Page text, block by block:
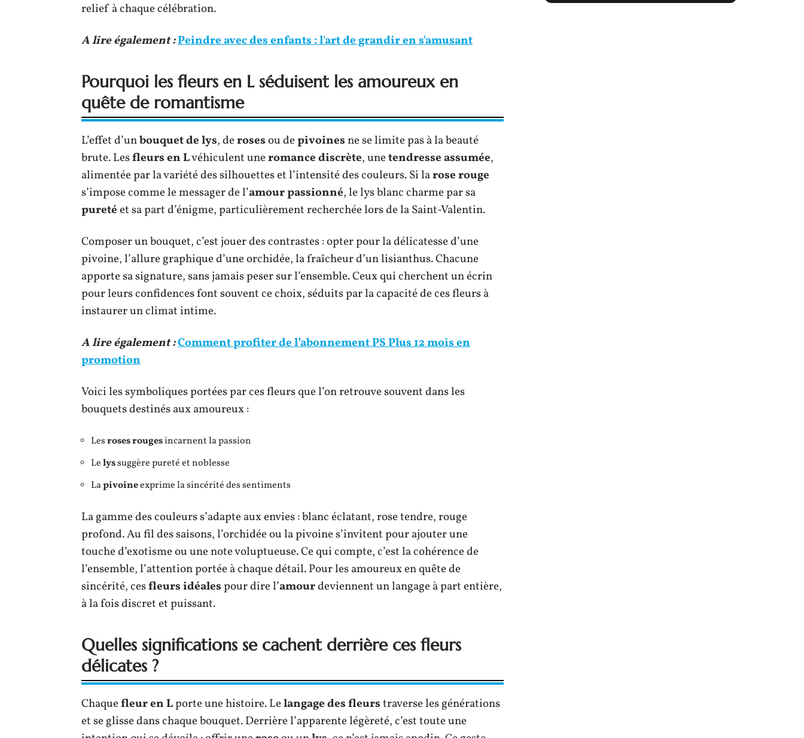
relief à chaque célébration.
A lire également :Peindre avec des enfants : l'art de grandir en s'amusant
Pourquoi les fleurs en L séduisent les amoureux en
quête de romantisme
L’effet d’unbouquet de lys, derosesou depivoinesne se limite pas à la beauté
brute. Lesfleurs en Lvéhiculent uneromance discrète, unetendresse assumée,
alimentée par la variété des silhouettes et l’intensité des couleurs. Si larose rouge
s’impose comme le messager de l’amour passionné, le lys blanc charme par sa
puretéet sa part d’énigme, particulièrement recherchée lors de la Saint-Valentin.
Composer un bouquet, c’est jouer des contrastes : opter pour la délicatesse d’une
pivoine, l’allure graphique d’une orchidée, la fraîcheur d’un lisianthus. Chacune
apporte sa signature, sans jamais peser sur l’ensemble. Ceux qui cherchent un écrin
pour leurs confidences font souvent ce choix, séduits par la capacité de ces fleurs à
instaurer un climat intime.
A lire également :Comment profiter de l’abonnement PS Plus 12 mois en
promotion
Voici les symboliques portées par ces fleurs que l’on retrouve souvent dans les
bouquets destinés aux amoureux :
Lesroses rougesincarnent la passion
Lelyssuggère pureté et noblesse
Lapivoineexprime la sincérité des sentiments
La gamme des couleurs s’adapte aux envies : blanc éclatant, rose tendre, rouge
profond. Au fil des saisons, l’orchidée ou la pivoine s’invitent pour ajouter une
touche d’exotisme ou une note voluptueuse. Ce qui compte, c’est la cohérence de
l’ensemble, l’attention portée à chaque détail. Pour les amoureux en quête de
sincérité, cesfleurs idéalespour dire l’amourdeviennent un langage à part entière,
à la fois discret et puissant.
Quelles significations se cachent derrière ces fleurs
délicates ?
Chaquefleur en Lporte une histoire. Lelangage des fleurstraverse les générations
et se glisse dans chaque bouquet. Derrière l’apparente légèreté, c’est toute une